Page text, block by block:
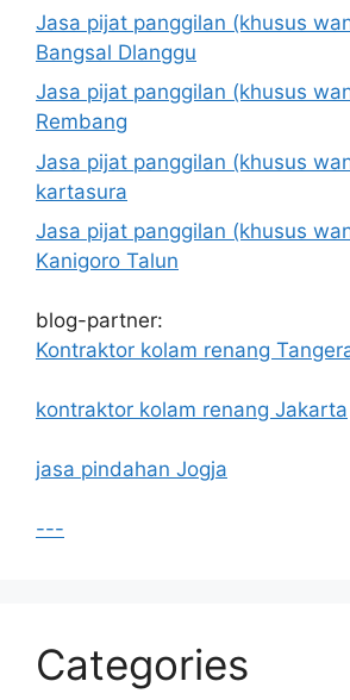
Jasa pijat panggilan (khusus
Bangsal Dlanggu
Jasa pijat panggilan (khusus
Rembang
Jasa pijat panggilan (khusus
kartasura
Jasa pijat panggilan (khusus
Kanigoro Talun
blog-partner:
Kontraktor kolam renang
kontraktor kolam renang Jakarta
jasa pindahan Jogja
---
Categories